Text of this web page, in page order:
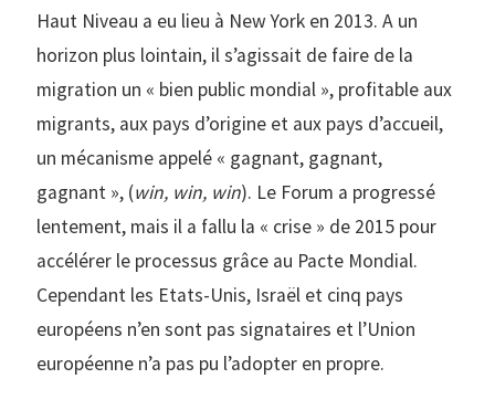
Haut Niveau a eu lieu à New York en 2013. A un
horizon plus lointain, il s’agissait de faire de la
migration un « bien public mondial », profitable aux
migrants, aux pays d’origine et aux pays d’accueil,
un mécanisme appelé « gagnant, gagnant,
gagnant », (win, win, win). Le Forum a progressé
lentement, mais il a fallu la « crise » de 2015 pour
accélérer le processus grâce au Pacte Mondial.
Cependant les Etats-Unis, Israël et cinq pays
européens n’en sont pas signataires et l’Union
européenne n’a pas pu l’adopter en propre.